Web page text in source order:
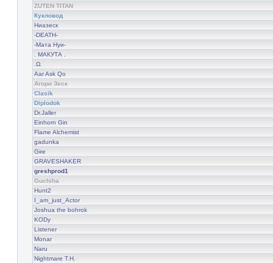
ZUTEN TITAN
Кукловод
Ниазеск
-DEATH-
-Мата Нуи-
. МАКУТА .
.Ω.
Aar Ask Qo
Агори Зеск
Clasik
Diplodok
Dr.Jaller
Einhorn Gin
Flame Alchemist
gadunka
Gire
GRAVESHAKER
greshprod1
Guchiha
Hunt2
I_am_just_Actor
Joshua the bohrok
KODy
Listener
Monar
Naru
Nightmare T.H.